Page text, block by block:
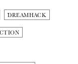
DREAMHACK